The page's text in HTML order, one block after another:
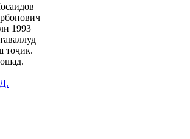
1993
тоҷик.